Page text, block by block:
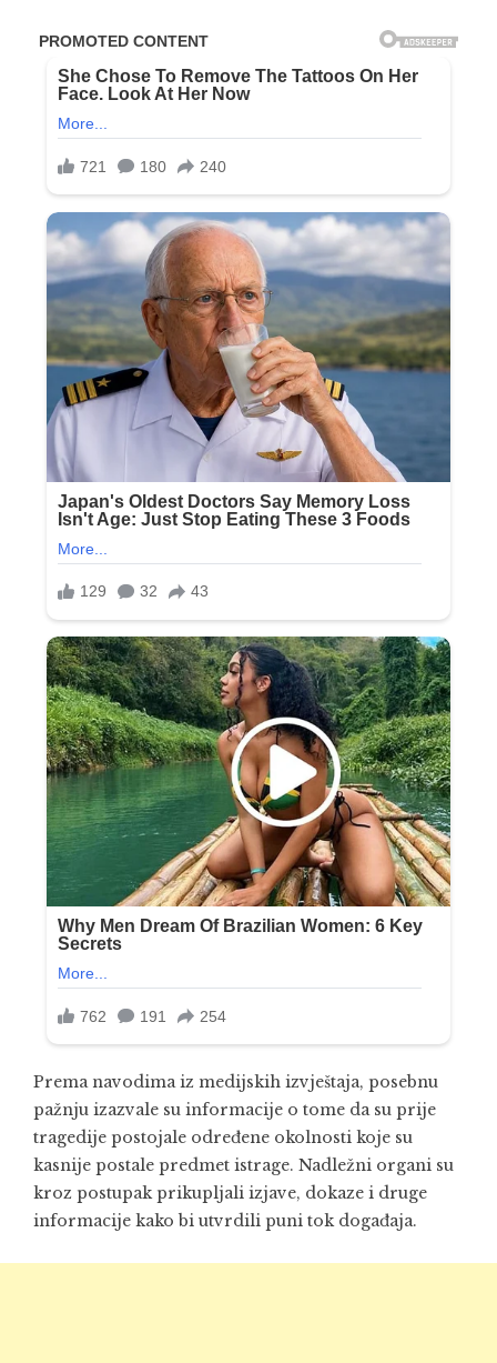
Prema navodima iz medijskih izvještaja, posebnu
pažnju izazvale su informacije o tome da su prije
tragedije postojale određene okolnosti koje su
kasnije postale predmet istrage. Nadležni organi su
kroz postupak prikupljali izjave, dokaze i druge
informacije kako bi utvrdili puni tok događaja.